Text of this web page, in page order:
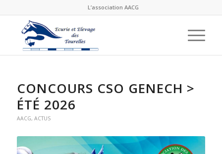
L’association AACG
CONCOURS CSO GENECH >
ÉTÉ 2026
AACG, ACTUS